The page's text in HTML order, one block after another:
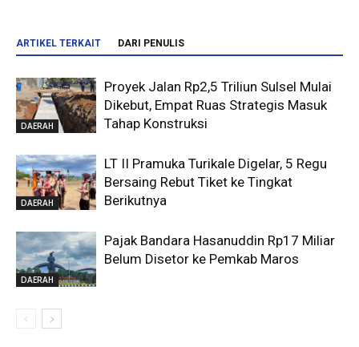
ARTIKEL TERKAIT DARI PENULIS
DAERAH
Proyek Jalan Rp2,5 Triliun Sulsel Mulai
Dikebut, Empat Ruas Strategis Masuk
Tahap Konstruksi
DAERAH
LT II Pramuka Turikale Digelar, 5 Regu
Bersaing Rebut Tiket ke Tingkat
Berikutnya
DAERAH
Pajak Bandara Hasanuddin Rp17 Miliar
Belum Disetor ke Pemkab Maros